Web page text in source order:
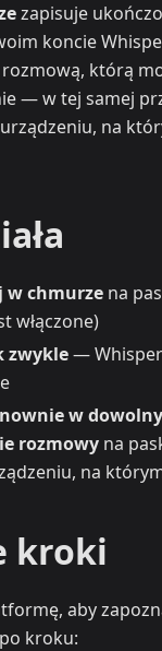
zapisuje
koncie
którą
— w tej samej
na
w chmurze na
włączone)
zwykle—
w
rozmowy na
na
kroki
aby
kroku: